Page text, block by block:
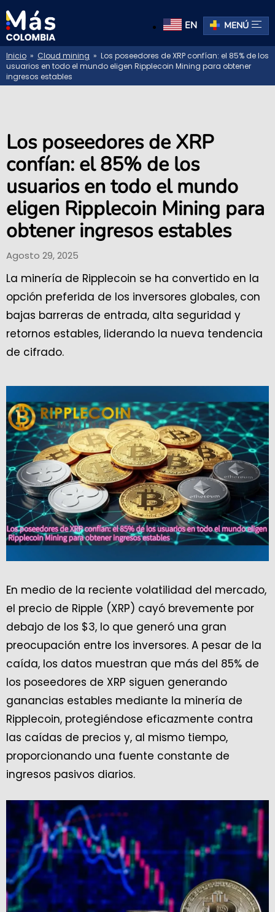
EN MENÚ
Inicio » Cloud mining » Los poseedores de XRP confían: el 85% de los
usuarios en todo el mundo eligen Ripplecoin Mining para obtener
ingresos estables
Los poseedores de XRP
confían: el 85% de los
usuarios en todo el mundo
eligen Ripplecoin Mining para
obtener ingresos estables
Agosto 29, 2025
La minería de Ripplecoin se ha convertido en la
opción preferida de los inversores globales, con
bajas barreras de entrada, alta seguridad y
retornos estables, liderando la nueva tendencia
de cifrado.
En medio de la reciente volatilidad del mercado,
el precio de Ripple (XRP) cayó brevemente por
debajo de los $3, lo que generó una gran
preocupación entre los inversores. A pesar de la
caída, los datos muestran que más del 85% de
los poseedores de XRP siguen generando
ganancias estables mediante la minería de
Ripplecoin, protegiéndose eficazmente contra
las caídas de precios y, al mismo tiempo,
proporcionando una fuente constante de
ingresos pasivos diarios.